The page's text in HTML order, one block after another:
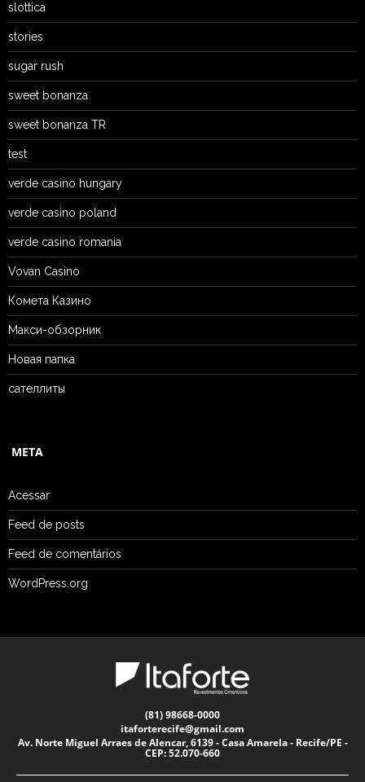
slottica
stories
sugar rush
sweet bonanza
sweet bonanza TR
test
verde casino hungary
verde casino poland
verde casino romania
Vovan Casino
Комета Казино
Макси-обзорник
Новая папка
сателлиты
META
Acessar
Feed de posts
Feed de comentários
WordPress.org
(81) 98668-0000
itaforterecife@gmail.com
Av. Norte Miguel Arraes de Alencar, 6139 - Casa Amarela - Recife/PE -
CEP: 52.070-660